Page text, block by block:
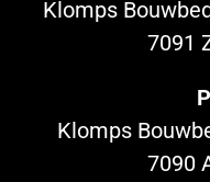
Klomps
7091
Klomps
7090